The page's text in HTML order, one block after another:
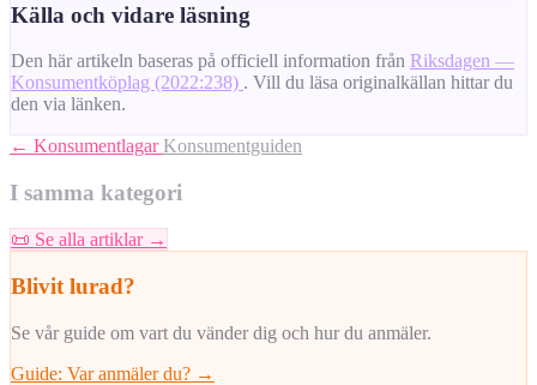
Källa och vidare läsning
Den här artikeln baseras på officiell information från Riksdagen —
Konsumentköplag (2022:238) . Vill du läsa originalkällan hittar du
den via länken.
← KonsumentlagarKonsumentguiden
I samma kategori
📜 Se alla artiklar →
Blivit lurad?
Se vår guide om vart du vänder dig och hur du anmäler.
Guide: Var anmäler du? →